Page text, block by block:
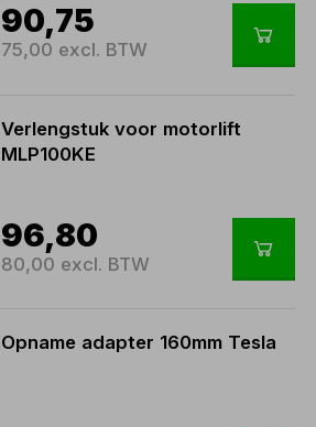
90,75
75,00 excl. BTW
Verlengstuk voor motorlift
MLP100KE
96,80
80,00 excl. BTW
Opname adapter 160mm Tesla